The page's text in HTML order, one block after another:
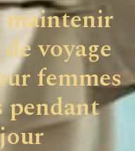
maintenir
voyage
femmes
pendant